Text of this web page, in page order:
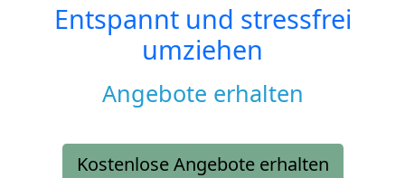
Entspannt und stressfrei
umziehen
Angebote erhalten
Kostenlose Angebote erhalten